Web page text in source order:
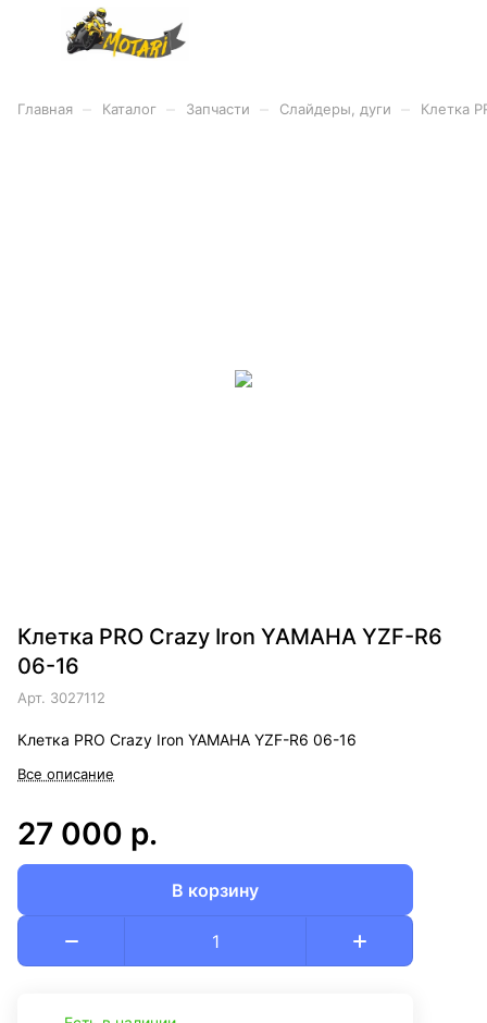
Главная Каталог Запчасти Слайдеры, дуги Клетка
Клетка PRO Crazy Iron YAMAHA YZF-R6
06-16
Арт. 3027112
Клетка PRO Crazy Iron YAMAHA YZF-R6 06-16
Все описание
27 000 р.
В корзину